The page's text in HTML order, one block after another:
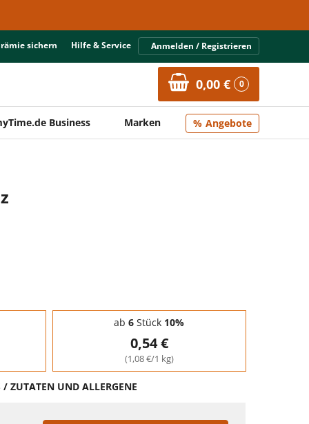
sichern Hilfe & Service Anmelden / Registrieren
0,00 € 0
Business Marken Angebote
ab 6 Stück 10%
0,54 €
(1,08 €/1 kg)
/ ZUTATEN UND ALLERGENE